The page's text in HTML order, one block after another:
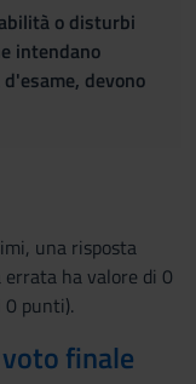
o disturbi
intendano
devono
una risposta
ha valore di 0
punti).
finale